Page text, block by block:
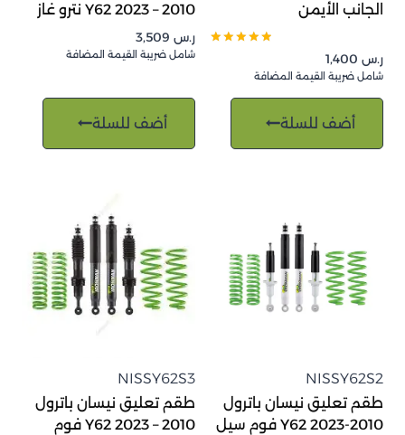
الجانب الأيمن
من 5
ر.س
شامل ضريبة القيمة المضافة
أضف للسلة
2010 – 2023 Y62 نترو غاز
ر.س
شامل ضريبة القيمة المضافة
أضف للسلة
NISSY62S2
طقم تعليق نيسان باترول
2010-2023 Y62 فوم سيل
NISSY62S3
طقم تعليق نيسان باترول
2010 – 2023 Y62 فوم